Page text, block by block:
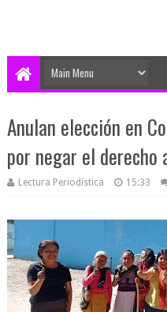
Anulan elección en
por negar el
Lectura Periodística 15:33